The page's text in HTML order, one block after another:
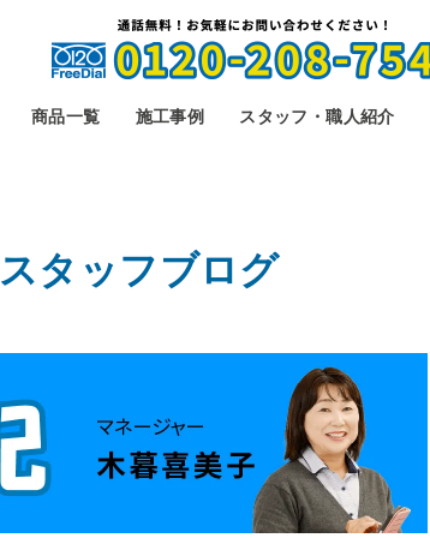
商品一覧 施工事例 スタッフ・職人紹介
スタッフブログ